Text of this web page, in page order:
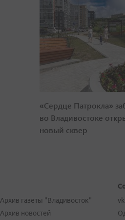
«Сердце Патрокла»
во Владивостоке
новый сквер
Архив газеты "Владивосток"
Архив новостей